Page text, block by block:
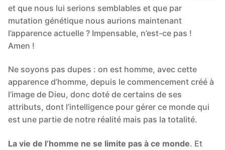
et que nous lui serions semblables et que par
mutation génétique nous aurions maintenant
l’apparence actuelle ? Impensable, n’est-ce pas !
Amen !
Ne soyons pas dupes : on est homme, avec cette
apparence d’homme, depuis le commencement créé à
l’image de Dieu, donc doté de certains de ses
attributs, dont l’intelligence pour gérer ce monde qui
est une partie de notre réalité mais pas la totalité.
La vie de l’homme ne se limite pas à ce monde. Et